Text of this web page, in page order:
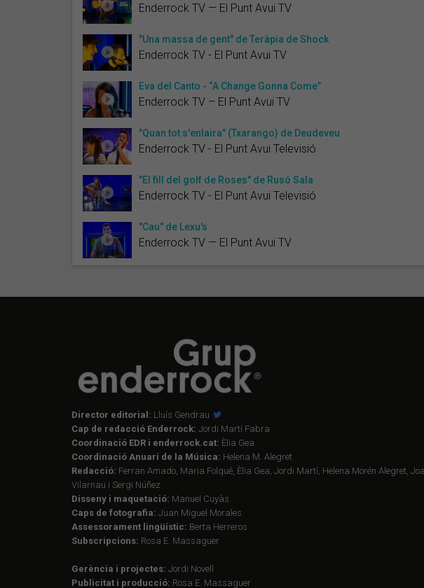
Enderrock TV — El Punt Avui TV
"Una massa de gent" de Teràpia de Shock
Enderrock TV - El Punt Avui TV
Eva del Canto - “A Change Gonna Come”
Enderrock TV – El Punt Avui TV
"Quan tot s'enlaira" (Txarango) de Deudeveu
Enderrock TV - El Punt Avui Televisió
"El fill del golf de Roses" de Rusó Sala
Enderrock TV - El Punt Avui Televisió
"Cau" de Lexu's
Enderrock TV — El Punt Avui TV
Director editorial: Lluís Gendrau
Cap de redacció Enderrock: Jordi Martí Fabra
Coordinació EDR i enderrock.cat: Èlia Gea
Coordinació Anuari de la Música: Helena M. Alegret
Redacció: Ferran Amado, Maria Folqué, Èlia Gea, Jordi Martí, Helena Morén Alegret,
Vilarnau i Sergi Núñez
Disseny i maquetació: Manuel Cuyàs
Caps de fotografia: Juan Miguel Morales
Assessorament lingüístic: Berta Herreros
Subscripcions: Rosa E. Massaguer
Gerència i projectes: Jordi Novell
Publicitat i producció: Rosa E. Massaguer